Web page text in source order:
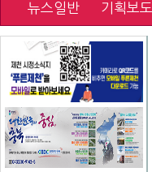
뉴스일반 기획보도